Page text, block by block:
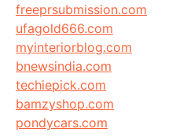
freeprsubmission.com
ufagold666.com
myinteriorblog.com
bnewsindia.com
techiepick.com
bamzyshop.com
pondycars.com